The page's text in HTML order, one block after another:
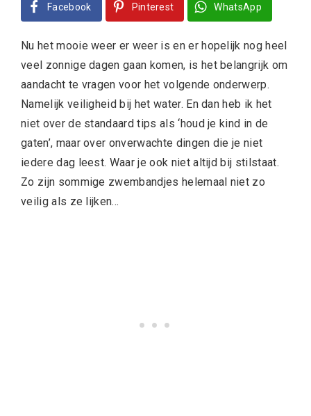
Facebook Pinterest WhatsApp
Nu het mooie weer er weer is en er hopelijk nog heel
veel zonnige dagen gaan komen, is het belangrijk om
aandacht te vragen voor het volgende onderwerp.
Namelijk veiligheid bij het water. En dan heb ik het
niet over de standaard tips als ‘houd je kind in de
gaten’, maar over onverwachte dingen die je niet
iedere dag leest. Waar je ook niet altijd bij stilstaat.
Zo zijn sommige zwembandjes helemaal niet zo
veilig als ze lijken…